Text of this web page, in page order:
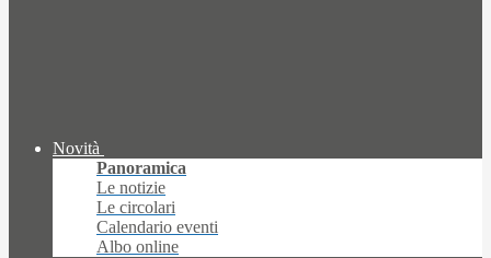
Novità
Panoramica
Le notizie
Le circolari
Calendario eventi
Albo online